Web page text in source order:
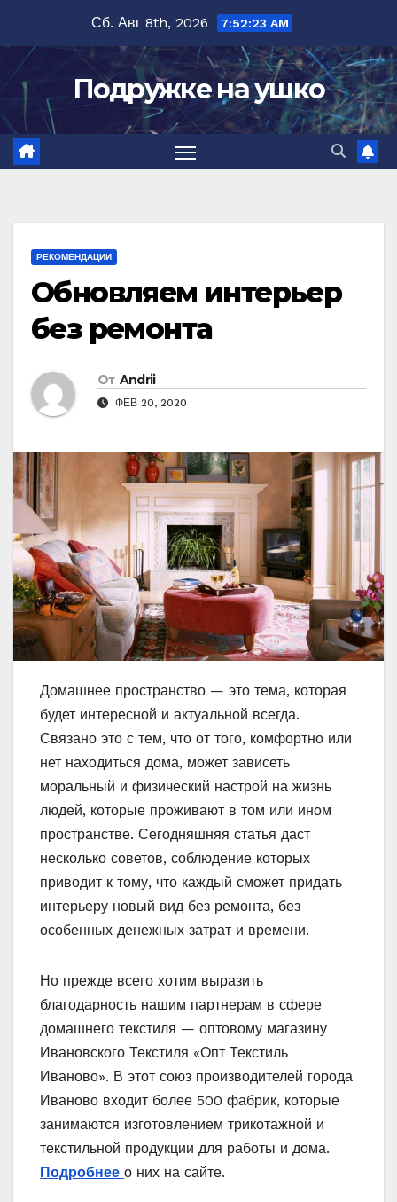
содержимому
Сб. Авг 8th, 2026 7:52:24 AM
Подружке на ушко
РЕКОМЕНДАЦИИ
Обновляем интерьер
без ремонта
От Andrii
ФЕВ 20, 2020
Домашнее пространство — это тема, которая
будет интересной и актуальной всегда.
Связано это с тем, что от того, комфортно или
нет находиться дома, может зависеть
моральный и физический настрой на жизнь
людей, которые проживают в том или ином
пространстве. Сегодняшняя статья даст
несколько советов, соблюдение которых
приводит к тому, что каждый сможет придать
интерьеру новый вид без ремонта, без
особенных денежных затрат и времени.
Но прежде всего хотим выразить
благодарность нашим партнерам в сфере
домашнего текстиля — оптовому магазину
Ивановского Текстиля «Опт Текстиль
Иваново». В этот союз производителей города
Иваново входит более 500 фабрик, которые
занимаются изготовлением трикотажной и
текстильной продукции для работы и дома.
Подробнее о них на сайте.